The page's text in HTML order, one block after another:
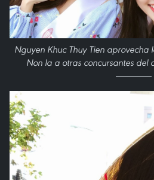
Nguyen Khuc Thuy Tien
Non la a otras concursantes del